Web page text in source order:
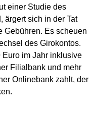
einer Studie des
ärgert sich in der Tat
Gebühren. Es scheuen
des Girokontos.
Euro im Jahr inklusive
Filialbank und mehr
Onlinebank zahlt, der